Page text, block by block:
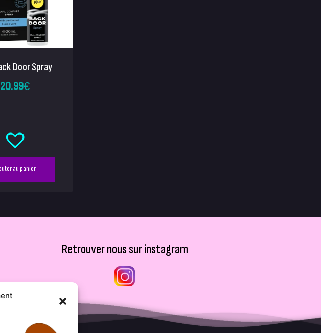
Door Spray
20.99€
au panier
Retrouver nous sur instagram